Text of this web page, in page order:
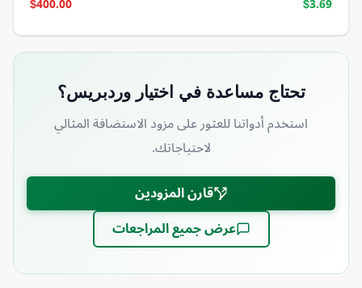
تحتاج مساعدة في اختيار وردبريس؟
استخدم أدواتنا للعثور على مزود الاستضافة المثالي
لاحتياجاتك.
قارن المزودين
عرض جميع المراجعات